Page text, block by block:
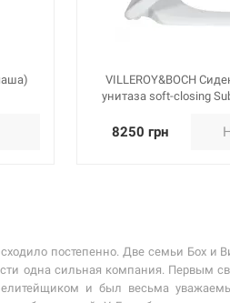
VILLEROY&BOCH
унитаза soft-closing
8250 грн
постепенно. Две семьи Бох и
одна сильная компания. Первым
и был весьма